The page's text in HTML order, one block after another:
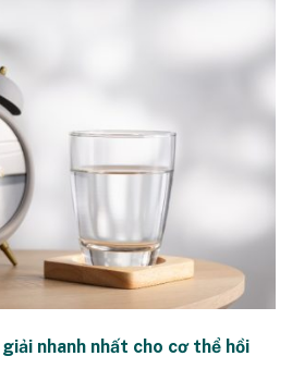
nhanh nhất cho cơ thể hồi